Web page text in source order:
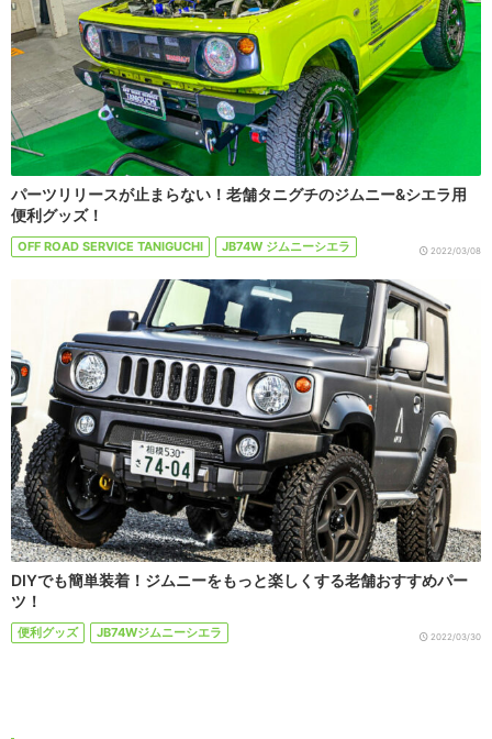
パーツリリースが止まらない！老舗タニグチのジムニー&シエラ用
便利グッズ！
OFF ROAD SERVICE TANIGUCHI JB74W ジムニーシエラ 2022/03/08
DIYでも簡単装着！ジムニーをもっと楽しくする老舗おすすめパー
ツ！
便利グッズ JB74Wジムニーシエラ 2022/03/30